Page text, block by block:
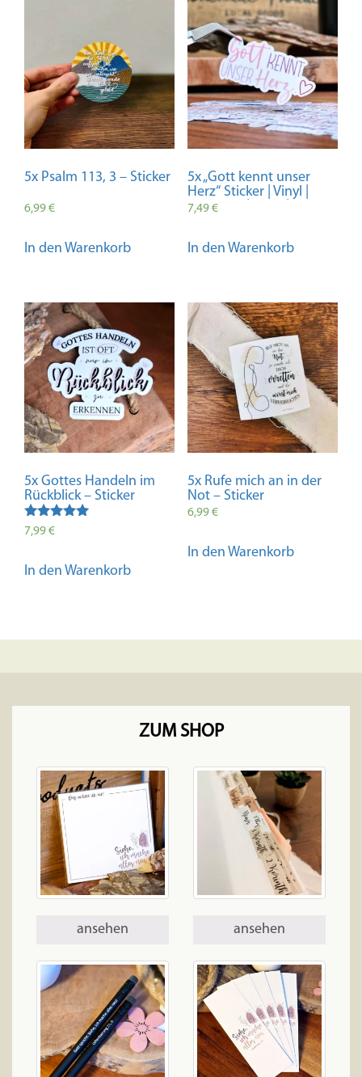
5x Psalm 113, 3 – Sticker
6,99€
In den Warenkorb
5x „Gott kennt unser
Herz“ Sticker | Vinyl |
Christlich | Bibel | Glaube
7,49€
In den Warenkorb
5x Gottes Handeln im
Rückblick – Sticker
Bewertet mit
7,99€
In den Warenkorb
5x Rufe mich an in der
Not – Sticker
6,99€
In den Warenkorb
ZUM SHOP
ansehen ansehen